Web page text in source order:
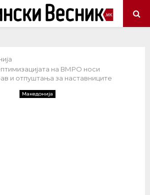
на ВМРО носи
и отпуштања за наставниците
Македонија